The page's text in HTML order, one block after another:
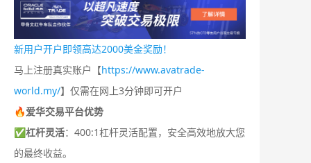
新用户开户即领高达2000美金奖励！
马上注册真实账户【https://www.avatrade-
world.my/】仅需在网上3分钟即可开户
🔥爱华交易平台优势
✅杠杆灵活：400:1杠杆灵活配置，安全高效地放大您
的最终收益。